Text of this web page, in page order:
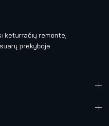
keturračių remonte,
prekyboje.